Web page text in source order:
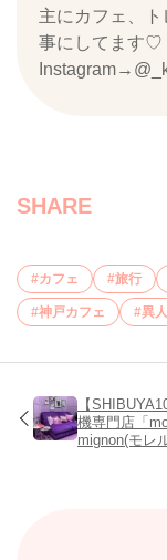
主にカフェ、
事にしてます♡
SHARE
カフェ 旅行
神戸カフェ 異
【
機専門店「
mignon(モレ